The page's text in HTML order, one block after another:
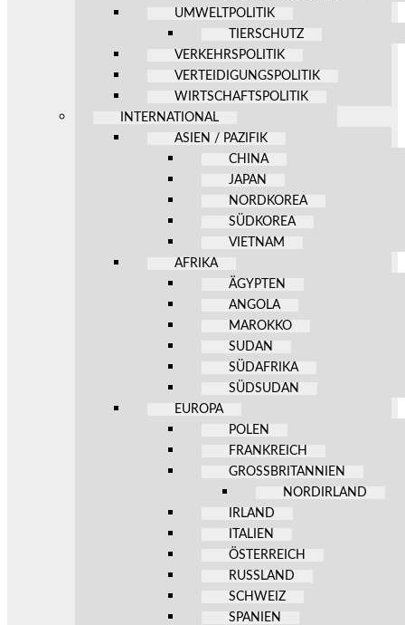
UMWELTPOLITIK
TIERSCHUTZ
VERKEHRSPOLITIK
VERTEIDIGUNGSPOLITIK
WIRTSCHAFTSPOLITIK
INTERNATIONAL
ASIEN / PAZIFIK
CHINA
JAPAN
NORDKOREA
SÜDKOREA
VIETNAM
AFRIKA
ÄGYPTEN
ANGOLA
MAROKKO
SUDAN
SÜDAFRIKA
SÜDSUDAN
EUROPA
POLEN
FRANKREICH
GROSSBRITANNIEN
NORDIRLAND
IRLAND
ITALIEN
ÖSTERREICH
RUSSLAND
SCHWEIZ
SPANIEN